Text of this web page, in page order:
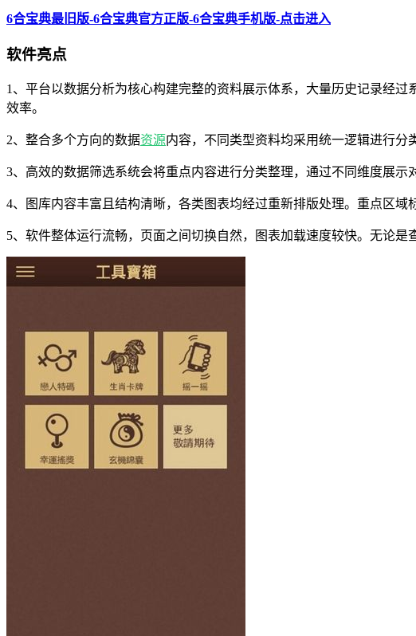
6合宝典最旧版-6合宝典官方正版-6合宝典手机版-点击进入
软件亮点
1、平台以数据分析为核心构建完整的资料展示体系，大量历史记录经
效率。
2、整合多个方向的数据资源内容，不同类型资料均采用统一逻辑进行
3、高效的数据筛选系统会将重点内容进行分类整理，通过不同维度展
4、图库内容丰富且结构清晰，各类图表均经过重新排版处理。重点区
5、软件整体运行流畅，页面之间切换自然，图表加载速度较快。无论